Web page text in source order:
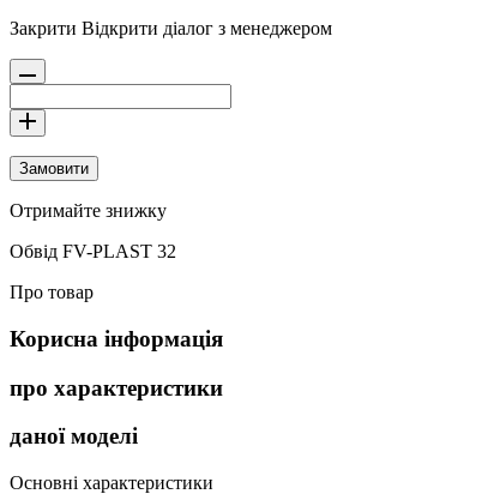
Закрити Відкрити діалог з менеджером
Замовити
Отримайте знижку
Обвід FV-PLAST 32
Про товар
Корисна інформація
про характеристики
даної моделі
Основні характеристики